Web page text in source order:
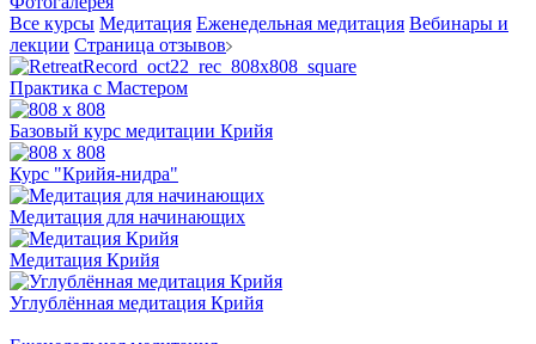
Все курсы Медитация Еженедельная медитация Вебинары и
лекции Страница отзывов
Практика с Мастером
Базовый курс медитации Крийя
Курс "Крийя-нидра"
Медитация для начинающих
Медитация Крийя
Углублённая медитация Крийя